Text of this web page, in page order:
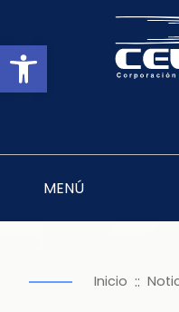
Abrir barra
MENÚ
Inicio ::